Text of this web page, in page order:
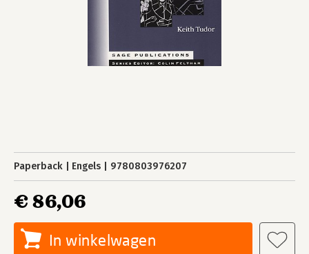
Paperback Engels 9780803976207
€ 86,06
In winkelwagen